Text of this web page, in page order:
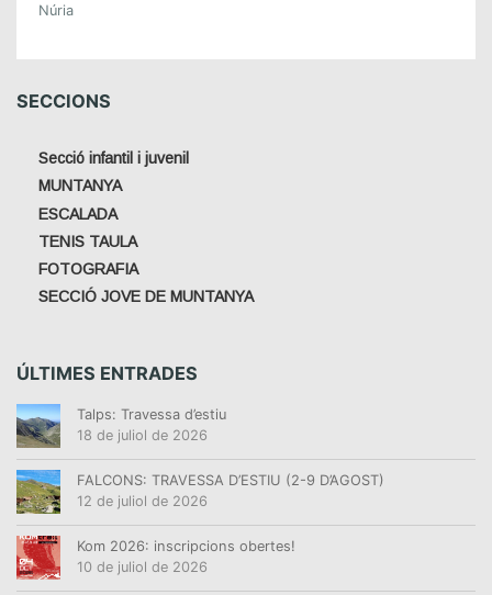
Núria
SECCIONS
Secció infantil i juvenil
MUNTANYA
ESCALADA
TENIS TAULA
FOTOGRAFIA
SECCIÓ JOVE DE MUNTANYA
ÚLTIMES ENTRADES
Talps: Travessa d’estiu
18 de juliol de 2026
FALCONS: TRAVESSA D’ESTIU (2-9 D’AGOST)
12 de juliol de 2026
Kom 2026: inscripcions obertes!
10 de juliol de 2026